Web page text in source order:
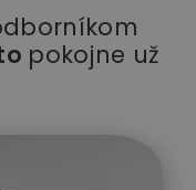
pokojne už